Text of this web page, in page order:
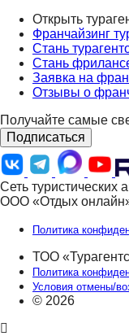
Открыть
Франчайзинг
Стань
Стань
Заявка на
Отзывы о
Получайте самые
Подписаться
Сеть туристических
ООО «Отдых
Политика
ТОО
Политика
Условия отмены/
© 2026